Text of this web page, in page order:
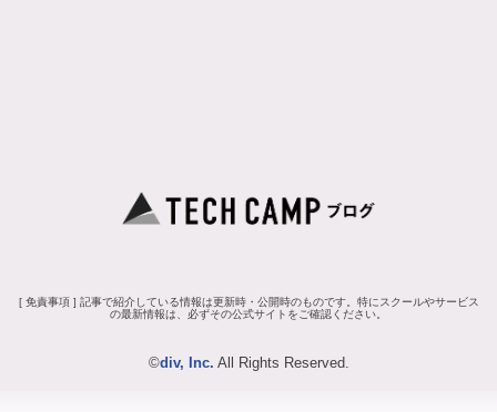
[ 免責事項 ] 記事で紹介している情報は更新時・公開時のものです。特にスクールやサービス
の最新情報は、必ずその公式サイトをご確認ください。
©div, Inc. All Rights Reserved.